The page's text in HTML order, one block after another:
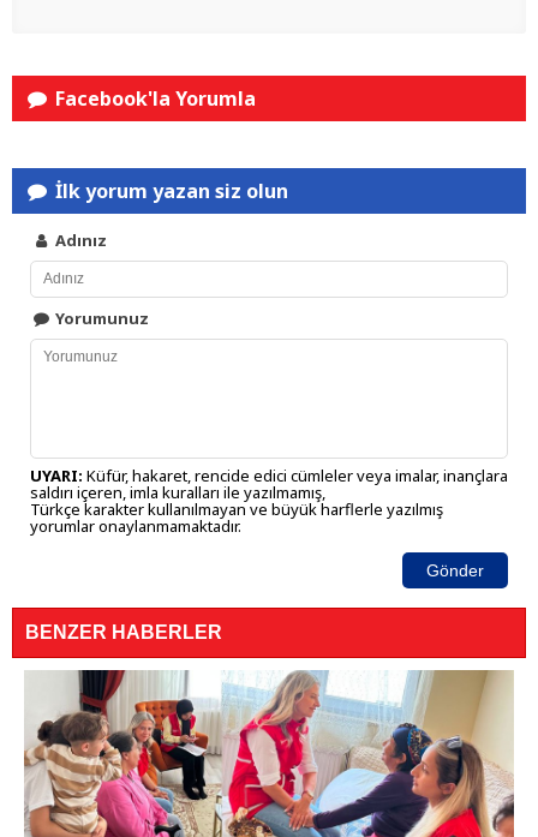
Facebook'la Yorumla
İlk yorum yazan siz olun
Adınız
Yorumunuz
UYARI: Küfür, hakaret, rencide edici cümleler veya imalar, inançlara
saldırı içeren, imla kuralları ile yazılmamış,
Türkçe karakter kullanılmayan ve büyük harflerle yazılmış
yorumlar onaylanmamaktadır.
Gönder
BENZER HABERLER